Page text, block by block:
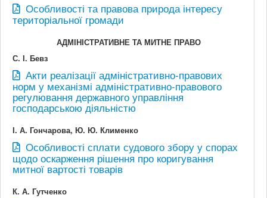
Особливості та правова природа інтересу
територіальної громади
АДМІНІСТРАТИВНЕ ТА МИТНЕ ПРАВО
С. І. Бевз
Акти реалізації адміністративно-правових
норм у механізмі адміністративно-правового
регулювання державного управління
господарською діяльністю
І. А. Гончарова, Ю. Ю. Клименко
Особливості сплати судового збору у спорах
щодо оскарження рішення про коригування
митної вартості товарів
К. А. Гутченко